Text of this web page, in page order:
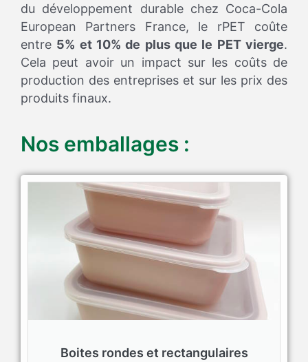
du développement durable chez Coca-Cola
European Partners France, le rPET coûte
entre 5% et 10% de plus que le PET vierge.
Cela peut avoir un impact sur les coûts de
production des entreprises et sur les prix des
produits finaux.
Nos emballages :
Boites rondes et rectangulaires